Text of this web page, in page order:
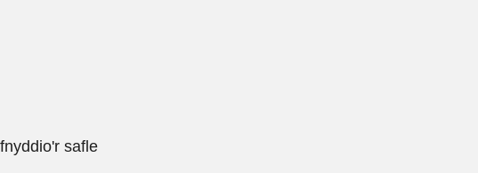
safle